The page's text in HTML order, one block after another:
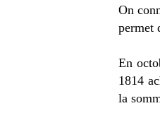
On
permet
En
1814
la